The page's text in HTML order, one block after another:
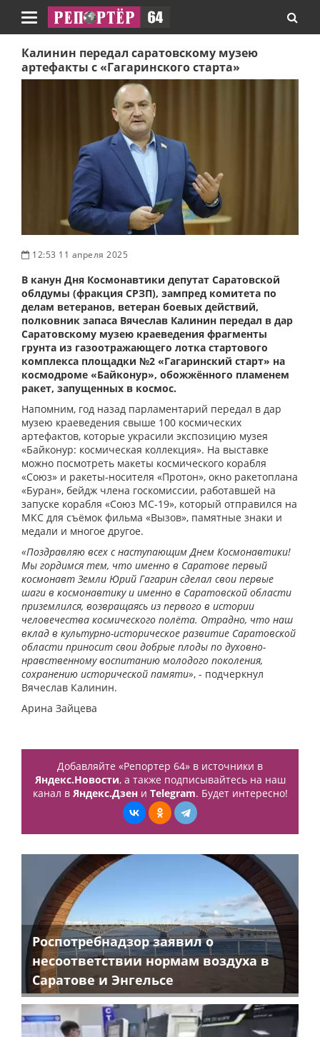
Навигация
Калинин передал саратовскому музею
артефакты с «Гагаринского старта»
12:53 11 апреля 2025
В канун Дня Космонавтики депутат Саратовской
облдумы (фракция СРЗП), зампред комитета по
делам ветеранов, ветеран боевых действий,
полковник запаса Вячеслав Калинин передал в дар
Саратовскому музею краеведения фрагменты
грунта из газоотражающего лотка стартового
комплекса площадки №2 «Гагаринский старт» на
космодроме «Байконур», обожжённого пламенем
ракет, запущенных в космос.
Напомним, год назад парламентарий передал в дар
музею краеведения свыше 100 космических
артефактов, которые украсили экспозицию музея
«Байконур: космическая коллекция». На выставке
можно посмотреть макеты космического корабля
«Союз» и ракеты-носителя «Протон», окно ракетоплана
«Буран», бейдж члена госкомиссии, работавшей на
запуске корабля «Союз МС-19», который отправился на
МКС для съёмок фильма «Вызов», памятные знаки и
медали и многое другое.
«Поздравляю всех с наступающим Днем Космонавтики!
Мы гордимся тем, что именно в Саратове первый
космонавт Земли Юрий Гагарин сделал свои первые
шаги в космонавтику и именно в Саратовской области
приземлился, возвращаясь из первого в истории
человечества космического полёта. Отрадно, что наш
вклад в культурно-историческое развитие Саратовской
области приносит свои добрые плоды по духовно-
нравственному воспитанию молодого поколения,
сохранению исторической памяти», - подчеркнул
Вячеслав Калинин.
Арина Зайцева
Добавляйте «Репортер 64» в источники в
Яндекс.Новости, а также подписывайтесь на наш
канал в Яндекс.Дзени Telegram. Будет интересно!
Роспотребнадзор заявил о
несоответствии нормам воздуха в
Саратове и Энгельсе